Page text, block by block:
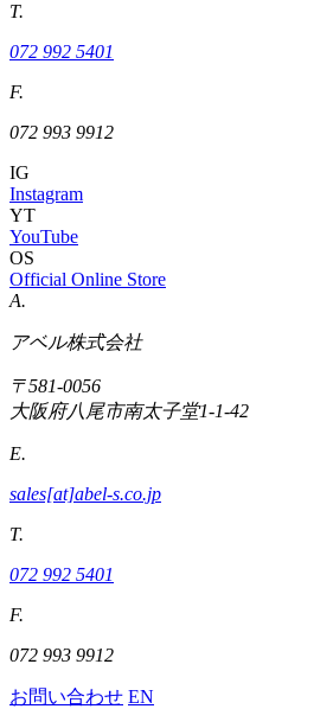
T.
072 992 5401
F.
072 993 9912
IG
Instagram
YT
YouTube
OS
Official Online Store
A.
アベル株式会社
〒581-0056
大阪府八尾市南太子堂1-1-42
E.
sales[at]abel-s.co.jp
T.
072 992 5401
F.
072 993 9912
お問い合わせ EN